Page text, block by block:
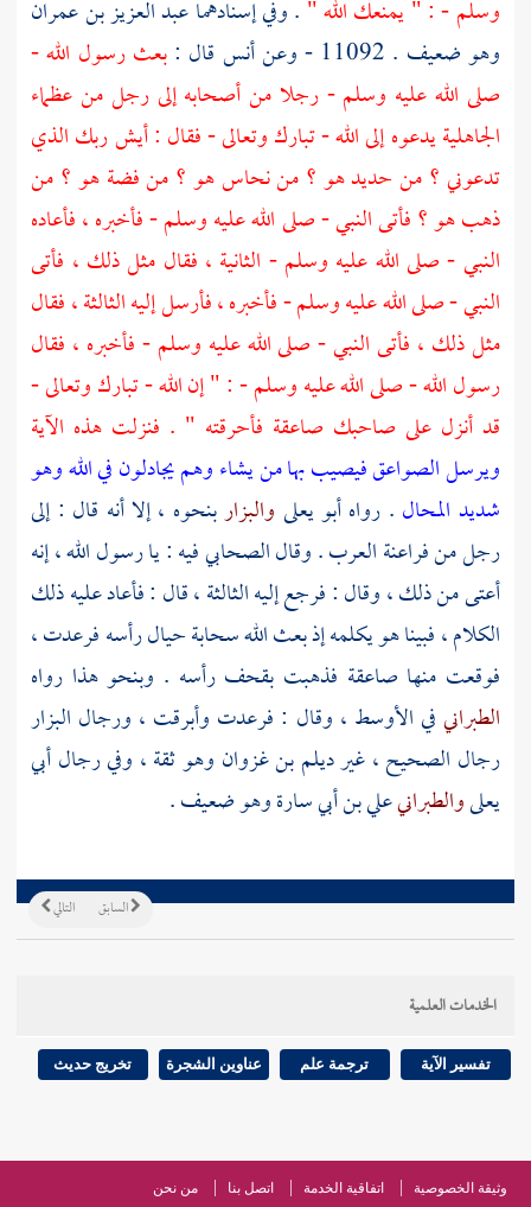
وسلم - : " يمنعك الله " . وفي إسنادهماعبد العزيز بن عمران
وهو ضعيف . 11092 - وعن
أنس قال :بعث رسول الله -
صلى الله عليه وسلم - رجلا من أصحابه إلى رجل من عظماء
الجاهلية يدعوه إلى الله - تبارك وتعالى - فقال : أيش ربك الذي
تدعوني ؟ من حديد هو ؟ من نحاس هو ؟ من فضة هو ؟ من
ذهب هو ؟ فأتى النبي - صلى الله عليه وسلم - فأخبره ، فأعاده
النبي - صلى الله عليه وسلم - الثانية ، فقال مثل ذلك ، فأتى
النبي - صلى الله عليه وسلم - فأخبره ، فأرسل إليه الثالثة ، فقال
مثل ذلك ، فأتى النبي - صلى الله عليه وسلم - فأخبره ، فقال
رسول الله - صلى الله عليه وسلم - : " إن الله - تبارك وتعالى -
قد أنزل على صاحبك صاعقة فأحرقته " . فنزلت هذه الآية
ويرسل الصواعق فيصيب بها من يشاء وهم يجادلون في الله وهو
شديد المحال . رواهأبو يعلى والبزاربنحوه ، إلا أنه قال : إلى
رجل من فراعنة العرب . وقال الصحابي فيه : يا رسول الله ، إنه
أعتى من ذلك ، وقال : فرجع إليه الثالثة ، قال : فأعاد عليه ذلك
الكلام ، فبينا هو يكلمه إذ بعث الله سحابة حيال رأسه فرعدت ،
فوقعت منها صاعقة فذهبت بقحف رأسه . وبنحو هذا رواه
الطبرانيفي الأوسط ، وقال : فرعدت وأبرقت ، ورجال البزار
رجال الصحيح ، غيرديلم بن غزوان وهو ثقة ، وفي رجالأبي
يعلىوالطبرانيعلي بن أبي سارةوهو ضعيف .
التالي السابق
الخدمات العلمية
تفسير الآية ترجمة علم عناوين الشجرة تخريج حديث
وثيقة الخصوصية اتفاقية الخدمة اتصل بنا من نحن